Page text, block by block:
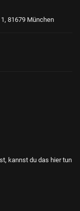
81679 München
kannst du das hier tun